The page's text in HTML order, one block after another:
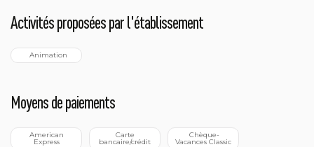
Activités proposées par l'établissement
  Animation
Moyens de paiements
Express bancaire/crédit Vacances Classic